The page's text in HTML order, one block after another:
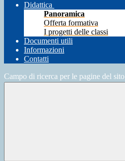
Didattica
Panoramica
Offerta formativa
I progetti delle classi
Documenti utili
Informazioni
Contatti
Campo di ricerca per le pagine del sito